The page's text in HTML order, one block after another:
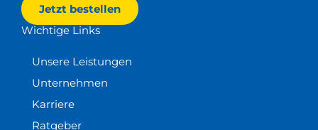
Jetzt bestellen
Wichtige Links
Unsere Leistungen
Unternehmen
Karriere
Ratgeber